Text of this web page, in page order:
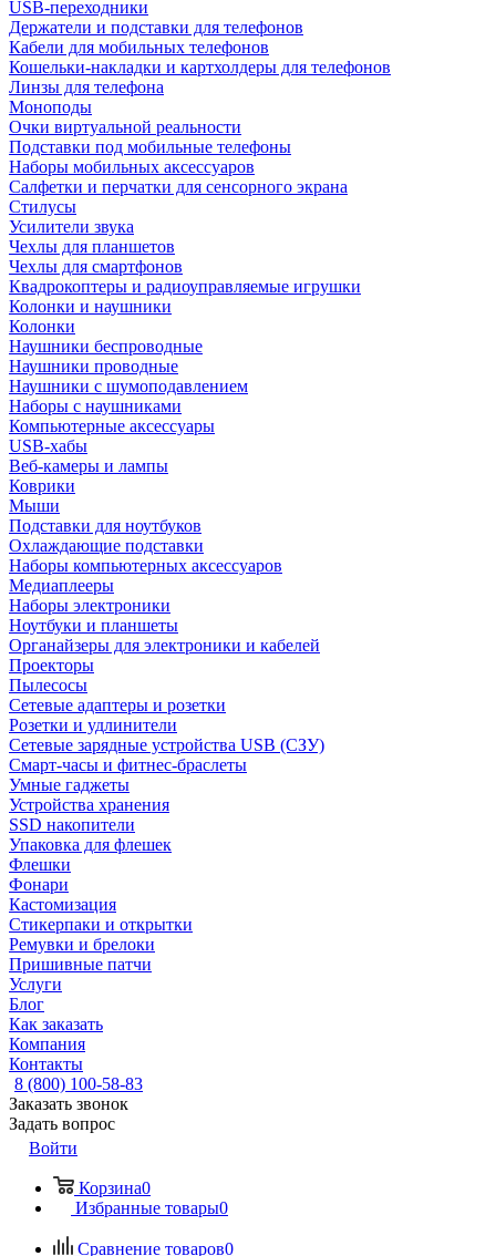
USB-переходники
Держатели и подставки для телефонов
Кабели для мобильных телефонов
Кошельки-накладки и картхолдеры для телефонов
Линзы для телефона
Моноподы
Очки виртуальной реальности
Подставки под мобильные телефоны
Наборы мобильных аксессуаров
Салфетки и перчатки для сенсорного экрана
Стилусы
Усилители звука
Чехлы для планшетов
Чехлы для смартфонов
Квадрокоптеры и радиоуправляемые игрушки
Колонки и наушники
Колонки
Наушники беспроводные
Наушники проводные
Наушники с шумоподавлением
Наборы с наушниками
Компьютерные аксессуары
USB-хабы
Веб-камеры и лампы
Коврики
Мыши
Подставки для ноутбуков
Охлаждающие подставки
Наборы компьютерных аксессуаров
Медиаплееры
Наборы электроники
Ноутбуки и планшеты
Органайзеры для электроники и кабелей
Проекторы
Пылесосы
Сетевые адаптеры и розетки
Розетки и удлинители
Сетевые зарядные устройства USB (СЗУ)
Смарт-часы и фитнес-браслеты
Умные гаджеты
Устройства хранения
SSD накопители
Упаковка для флешек
Флешки
Фонари
Кастомизация
Стикерпаки и открытки
Ремувки и брелоки
Пришивные патчи
Услуги
Блог
Как заказать
Компания
Контакты
8 (800) 100-58-83
Заказать звонок
Задать вопрос
Войти
Корзина0
Избранные товары0
Сравнение товаров0